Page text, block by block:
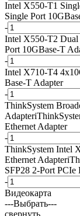
Intel X550-T1
Single Port
-
Intel X550-T2 Dual
Port 10GBase-T
-
Intel X710-T4
Base-T Adapter
-
ThinkSystem
Adapteri
Ethernet Adapter
-
ThinkSystem Intel
Ethernet Adapteri
SFP28 2-Port PCIe
-
Видеокарта
---Выбрать---